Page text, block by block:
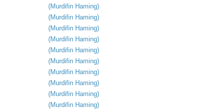
(Murdifin Haming)
(Murdifin Haming)
(Murdifin Haming)
(Murdifin Haming)
(Murdifin Haming)
(Murdifin Haming)
(Murdifin Haming)
(Murdifin Haming)
(Murdifin Haming)
(Murdifin Haming)